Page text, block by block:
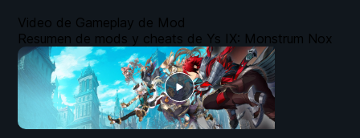
Video de Gameplay de Mod
Resumen de mods y cheats de Ys IX: Monstrum Nox